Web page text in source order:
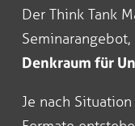
Der Think Tank
Denkraum für
Je nach